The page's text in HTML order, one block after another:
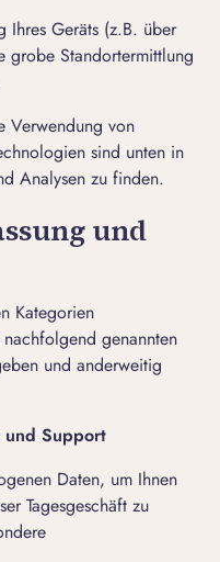
Ihres Geräts (z.B. über
grobe Standortermittlung
Verwendung von
sind unten in
Analysen zu finden.
und
Kategorien
genannten
und anderweitig
und Support
Daten, um Ihnen
Tagesgeschäft zu